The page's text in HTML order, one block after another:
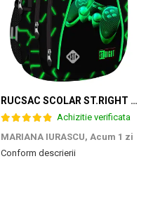
RUCSAC SCOLAR ST.RIGHT 4 COMPARTIMENTE BP-04 GREEN LEVEL 301339
Achizitie verificata
MARIANA IURASCU, Acum 1 zi
Conform descrierii